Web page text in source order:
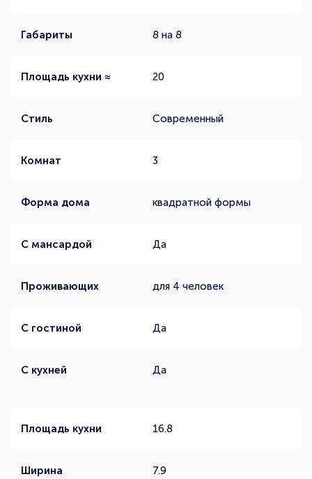
Габариты 8 на 8
Площадь кухни ≈ 20
Стиль Современный
Комнат 3
Форма дома квадратной формы
С мансардой Да
Проживающих для 4 человек
С гостиной Да
С кухней Да
Площадь кухни 16.8
Ширина 7.9